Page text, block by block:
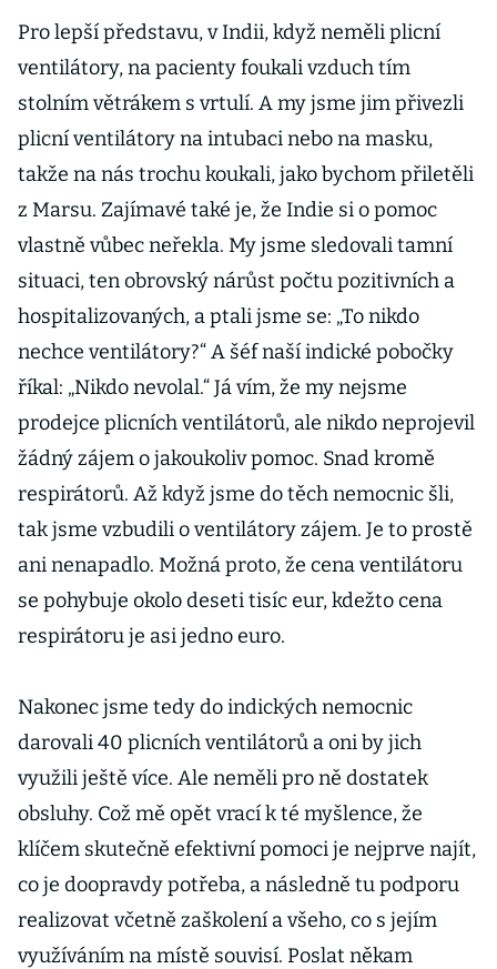
Pro lepší představu, v Indii, když neměli plicní
ventilátory, na pacienty foukali vzduch tím
stolním větrákem s vrtulí. A my jsme jim přivezli
plicní ventilátory na intubaci nebo na masku,
takže na nás trochu koukali, jako bychom přiletěli
z Marsu. Zajímavé také je, že Indie si o pomoc
vlastně vůbec neřekla. My jsme sledovali tamní
situaci, ten obrovský nárůst počtu pozitivních a
hospitalizovaných, a ptali jsme se: „To nikdo
nechce ventilátory?“ A šéf naší indické pobočky
říkal: „Nikdo nevolal.“ Já vím, že my nejsme
prodejce plicních ventilátorů, ale nikdo neprojevil
žádný zájem o jakoukoliv pomoc. Snad kromě
respirátorů. Až když jsme do těch nemocnic šli,
tak jsme vzbudili o ventilátory zájem. Je to prostě
ani nenapadlo. Možná proto, že cena ventilátoru
se pohybuje okolo deseti tisíc eur, kdežto cena
respirátoru je asi jedno euro.
Nakonec jsme tedy do indických nemocnic
darovali 40 plicních ventilátorů a oni by jich
využili ještě více. Ale neměli pro ně dostatek
obsluhy. Což mě opět vrací k té myšlence, že
klíčem skutečně efektivní pomoci je nejprve najít,
co je doopravdy potřeba, a následně tu podporu
realizovat včetně zaškolení a všeho, co s jejím
využíváním na místě souvisí. Poslat někam